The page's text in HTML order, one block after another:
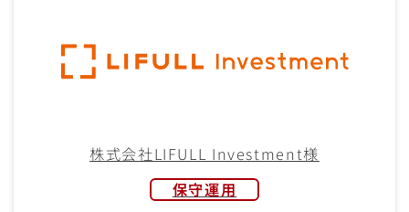
株式会社LIFULL Investment様
保守運用